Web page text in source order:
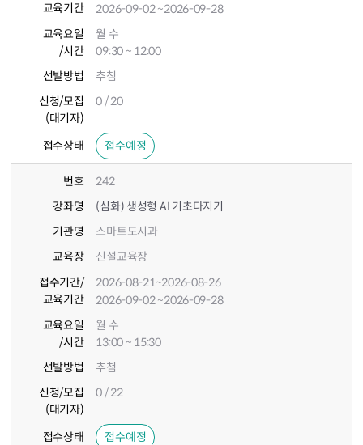
교육기간
2026-09-02~2026-09-28
교육요일
/시간
월 수
09:30 ~ 12:00
선발방법
추첨
신청/모집
(대기자)
0 / 20
접수상태 접수예정
번호
242
강좌명
(심화) 생성형 AI 기초다지기
기관명
스마트도시과
교육장
신설교육장
접수기간/
교육기간
2026-08-21~2026-08-26
2026-09-02~2026-09-28
교육요일
/시간
월 수
13:00 ~ 15:30
선발방법
추첨
신청/모집
(대기자)
0 / 22
접수상태 접수예정